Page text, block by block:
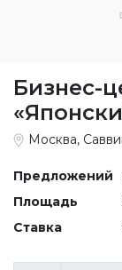
Бизнес-
Москва,
Предложений
Площадь
Ставка